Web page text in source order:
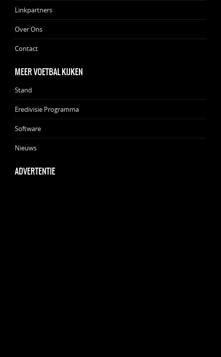
Linkpartners
Over Ons
Contact
MEER VOETBAL KIJKEN
Stand
Eredivisie Programma
Software
Nieuws
ADVERTENTIE